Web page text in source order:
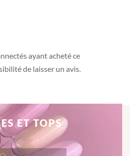
ayant acheté ce
de laisser un avis.
ET TOPS